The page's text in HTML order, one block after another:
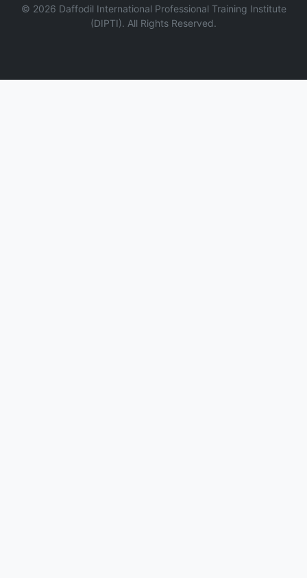
© 2026 Daffodil International Professional Training Institute
(DIPTI). All Rights Reserved.